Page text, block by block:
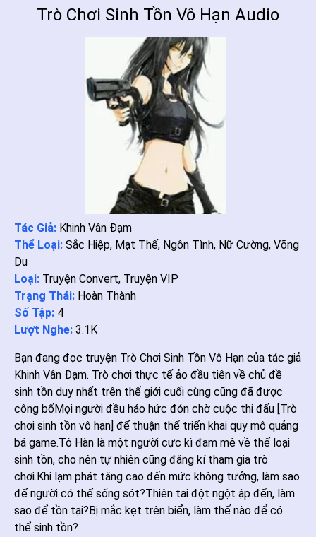
Trò Chơi Sinh Tồn Vô Hạn Audio
Tác Giả: Khinh Vân Đạm
Thể Loại: Sắc Hiệp, Mạt Thế, Ngôn Tình, Nữ Cường, Võng
Du
Loại: Truyện Convert, Truyện VIP
Trạng Thái: Hoàn Thành
Số Tập: 4
Lượt Nghe: 3.1K
Bạn đang đọc truyện Trò Chơi Sinh Tồn Vô Hạn của tác giả
Khinh Vân Đạm. Trò chơi thực tế ảo đầu tiên về chủ đề
sinh tồn duy nhất trên thế giới cuối cùng cũng đã được
công bốMọi người đều háo hức đón chờ cuộc thi đấu [Trò
chơi sinh tồn vô hạn] để thuận thế triển khai quy mô quảng
bá game.Tô Hàn là một người cực kì đam mê về thể loại
sinh tồn, cho nên tự nhiên cũng đăng kí tham gia trò
chơi.Khi lạm phát tăng cao đến mức không tưởng, làm sao
để người có thể sống sót?Thiên tai đột ngột ập đến, làm
sao để tồn tại?Bị mắc kẹt trên biển, làm thế nào để có
thể sinh tồn?